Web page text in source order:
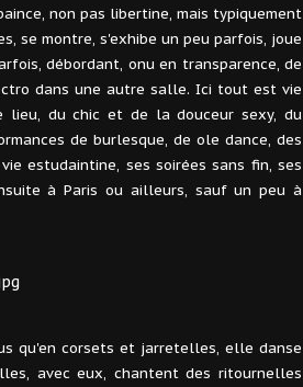
non pas libertine, mais typiquement
se montre, s'exhibe un peu parfois, joue
débordant, onu en transparence, de
dans une autre salle. Ici tout est vie
lieu, du chic et de la douceur sexy, du
de burlesque, de ole dance, des
estudaintine, ses soirées sans fin, ses
à Paris ou ailleurs, sauf un peu à
qu'en corsets et jarretelles, elle danse
avec eux, chantent des ritournelles